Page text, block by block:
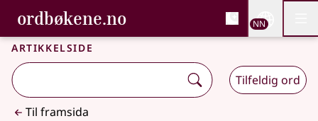
Gå til hovudinnhald
Tilgjenge
ordbøkene.no, Bokmålsordboka og
Bokmålsordboka og Nynorskordboka
NN
Artikkelside
Tilfeldig ord
Til framsida